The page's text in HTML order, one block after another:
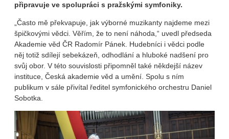
připravuje ve spolupráci s pražskými symfoniky.
„Často mě překvapuje, jak výborné muzikanty najdeme mezi
špičkovými vědci. Věřím, že to není náhoda,“ uvedl předseda
Akademie věd ČR Radomír Pánek. Hudebníci i vědci podle
něj totiž sdílejí sebekázeň, odhodlání a hluboké nadšení pro
svůj obor. V této souvislosti připomněl také někdejší název
instituce, Česká akademie věd a umění. Spolu s ním
publikum v sále přivítal ředitel symfonického orchestru Daniel
Sobotka.